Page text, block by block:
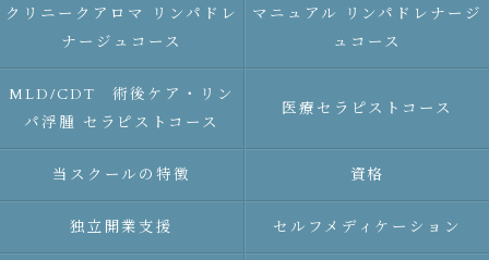
クリニークアロマ リンパドレ
ナージュコース
マニュアル リンパドレナージ
ュコース
MLD/CDT 術後ケア・リン
パ浮腫 セラピストコース
医療セラピストコース
当スクールの特徴 資格
独立開業支援 セルフメディケーション